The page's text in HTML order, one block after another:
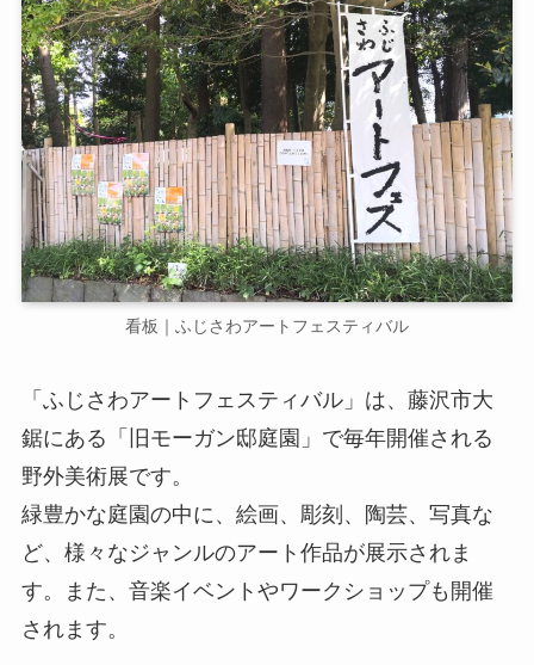
看板｜ふじさわアートフェスティバル
「ふじさわアートフェスティバル」は、藤沢市大
鋸にある「旧モーガン邸庭園」で毎年開催される
野外美術展です。
緑豊かな庭園の中に、絵画、彫刻、陶芸、写真な
ど、様々なジャンルのアート作品が展示されま
す。また、音楽イベントやワークショップも開催
されます。